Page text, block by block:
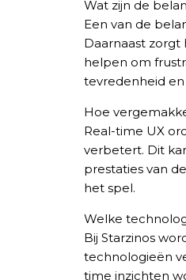
Wat zijn de
Een van de
Daarnaast
helpen om
tevredenheid
Hoe
Real-time UX
verbetert. Dit
prestaties van
het spel.
Welke
Bij Starzinos
technologieën
time inzichten